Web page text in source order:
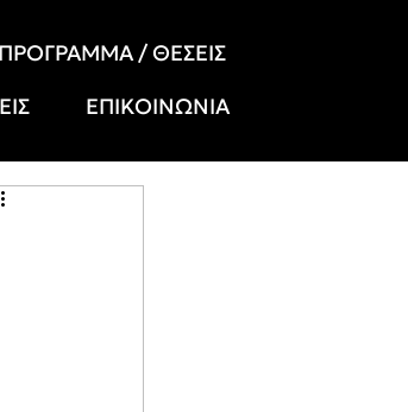
ΠΡΟΓΡΑΜΜΑ / ΘΕΣΕΙΣ
ΕΠΙΚΟΙΝΩΝΙΑ